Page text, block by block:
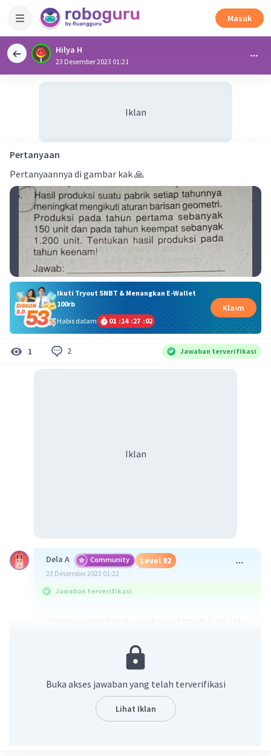
Masuk
Hilya H
23 Desember 2023 01:21
Iklan
Pertanyaan
Pertanyaannya di gambar kak 🙏
Ikuti Tryout SNBT & Menangkan E-Wallet
100rb
Habis dalam
01 :14 :27 :01
Klaim
1 2 Jawaban terverifikasi
Iklan
Dela A Community Level 92
23 Desember 2023 01:22
Jawaban terverifikasi
Penjelasan mengenai langkah-langkahnya ada di
gambar yaa
Buka akses jawaban yang telah terverifikasi
Lihat Iklan